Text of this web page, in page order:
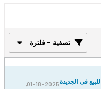
تصفية - فلترة
فى الجديدة
01-18-2025,